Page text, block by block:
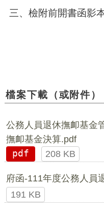
三、 檢附前開書函影
檔案下載（或附件）
公務人員退休撫卹基金
撫卹基金決算.pdf
pdf
208 KB
府函-111年度公務人員
191 KB